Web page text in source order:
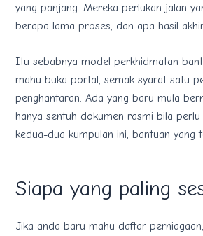
yang panjang. Mereka perlukan jalan
berapa lama proses, dan apa hasil
Itu sebabnya model perkhidmatan
mahu buka portal, semak syarat satu
penghantaran. Ada yang baru mula
hanya sentuh dokumen rasmi bila
kedua-dua kumpulan ini, bantuan yang
Siapa yang paling
Jika anda baru mahu daftar